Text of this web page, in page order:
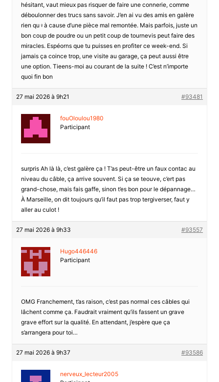
hésitant, vaut mieux pas risquer de faire une connerie, comme
déboulonner des trucs sans savoir. J’en ai vu des amis en galère
rien qu♀à cause d’une pièce mal remontée. Mais parfois, juste un
bon coup de poudre ou un petit coup de tournevis peut faire des
miracles. Espéorns que tu puisses en profiter ce week-end. Si
jamais ça coince trop, une visite au garage, ça peut aussi être
une option. Tieens-moi au courant de la suite ! C’est n’importe
quoi fin bon
27 mai 2026 à 9h21 #93481
fouOloulou1980
Participant
surpris Ah là là, c’est galère ça ! T’as peut-être un faux contac au
niveau du câble, ça arrive souvent. Si ça se teouve, c’ert pas
grand-chose, mais fais gaffe, sinon t’es bon pour le dépannage…
À Marseille, on dit toujours qu’il faut pas trop tergiverser, faut y
aller au culot !
27 mai 2026 à 9h33 #93557
Hugo446446
Participant
OMG Franchement, t’as raison, c’est pas normal ces câbles qui
lâchent comme ça. Faudrait vraiment qu’ils fassent un grave
grave effort sur la qualité. En attendant, j’espère que ça
s’arrangera pour toi…
27 mai 2026 à 9h37 #93586
nerveux_lecteur2005